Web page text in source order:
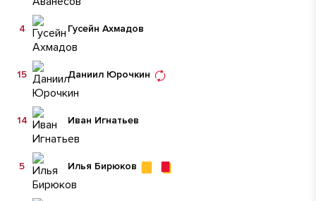
Гусейн Ахмадов
4
Даниил Юрочкин
15
Иван Игнатьев
14
Илья Бирюков
5